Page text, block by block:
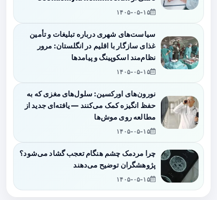
۱۴۰۵-۰۵-۱۵
سیاست‌های شهری درباره تبلیغات و تأمین
غذای سازگار با اقلیم در انگلستان: مرور
نظام‌مند اسکوپینگ و پیامدها
۱۴۰۵-۰۵-۱۵
نورون‌های اورکسین: سلول‌های مغزی که به
حفظ انگیزه کمک می‌کنند — یافته‌ای جدید از
مطالعه روی موش‌ها
۱۴۰۵-۰۵-۱۵
چرا مردمک چشم هنگام تعجب گشاد می‌شود؟
پژوهشگران توضیح می‌دهند
۱۴۰۵-۰۵-۱۵